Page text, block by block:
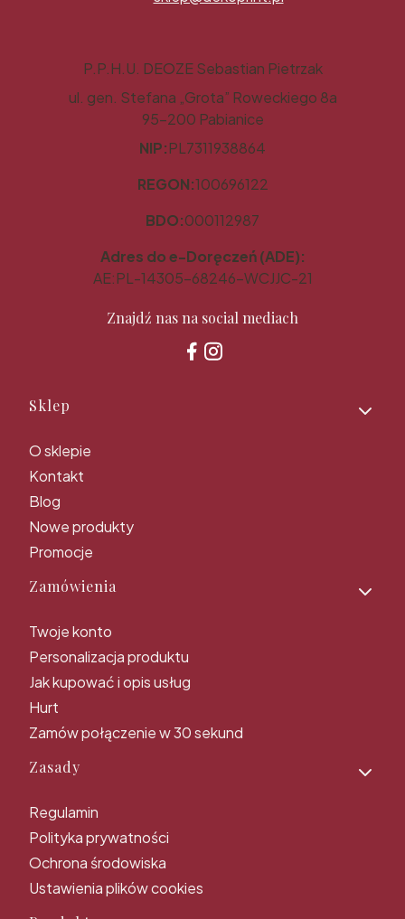
P.P.H.U. DEOZE Sebastian Pietrzak
ul. gen. Stefana „Grota” Roweckiego 8a
95-200 Pabianice
NIP:PL7311938864
REGON:100696122
BDO:000112987
Adres do e-Doręczeń (ADE):
AE:PL-14305-68246-WCJJC-21
Znajdź nas na social mediach
Linki w stopce
Sklep
O sklepie
Kontakt
Blog
Nowe produkty
Promocje
Zamówienia
Twoje konto
Personalizacja produktu
Jak kupować i opis usług
Hurt
Zamów połączenie w 30 sekund
Zasady
Regulamin
Polityka prywatności
Ochrona środowiska
Ustawienia plików cookies